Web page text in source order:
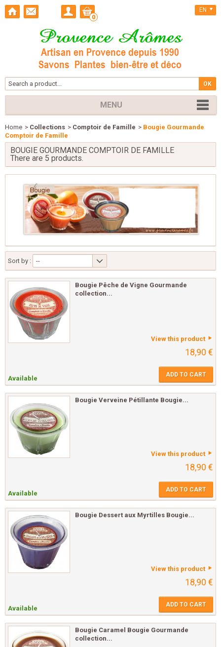
0
EN
MENU
Home > Collections > Comptoir de Famille > Bougie Gourmande
Comptoir de Famille
BOUGIE GOURMANDE COMPTOIR DE FAMILLE
There are 5 products.
Sort by : --
Bougie Pêche de Vigne Gourmande
collection...
View this product
18,90 €
Available ADD TO CART
Bougie Verveine Pétillante Bougie...
View this product
18,90 €
Available ADD TO CART
Bougie Dessert aux Myrtilles Bougie...
View this product
18,90 €
Available ADD TO CART
Bougie Caramel Bougie Gourmande
collection...